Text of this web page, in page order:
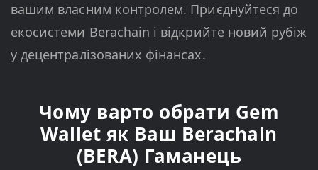
вашим власним контролем. Приєднуйтеся до
екосистеми Berachain і відкрийте новий рубіж
у децентралізованих фінансах.
Чому варто обрати Gem
Wallet як Ваш Berachain
(BERA) Гаманець